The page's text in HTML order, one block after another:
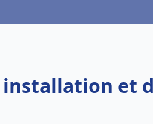
installation et